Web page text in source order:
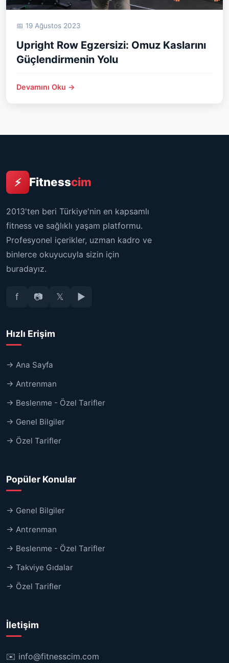
📅 19 Ağustos 2023
Upright Row Egzersizi: Omuz Kaslarını
Güçlendirmenin Yolu
Devamını Oku →
⚡ Fitnesscim
2013'ten beri Türkiye'nin en kapsamlı
fitness ve sağlıklı yaşam platformu.
Profesyonel içerikler, uzman kadro ve
binlerce okuyucuyla sizin için
buradayız.
f 📷 𝕏 ▶
Hızlı Erişim
→ Ana Sayfa
→ Antrenman
→ Beslenme - Özel Tarifler
→ Genel Bilgiler
→ Özel Tarifler
Popüler Konular
→ Genel Bilgiler
→ Antrenman
→ Beslenme - Özel Tarifler
→ Takviye Gıdalar
→ Özel Tarifler
İletişim
✉️ info@fitnesscim.com